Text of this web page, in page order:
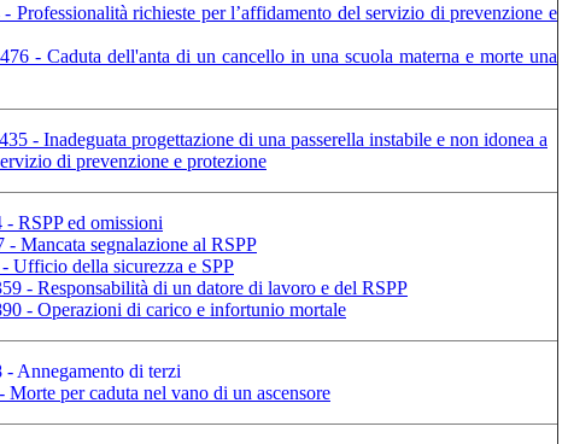
richieste per l’affidamento del servizio di prevenzione e
- Caduta dell'anta di un cancello in una scuola materna e morte una
- Inadeguata progettazione di una passerella instabile e non idonea a
di prevenzione e protezione
- RSPP ed omissioni
Mancata segnalazione al RSPP
Ufficio della sicurezza e SPP
- Responsabilità di un datore di lavoro e del RSPP
- Operazioni di carico e infortunio mortale
- Annegamento di terzi
per caduta nel vano di un ascensore